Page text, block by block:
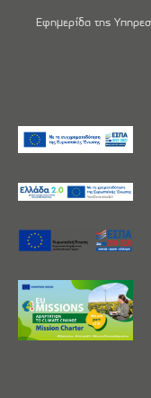
Εφημερίδα της